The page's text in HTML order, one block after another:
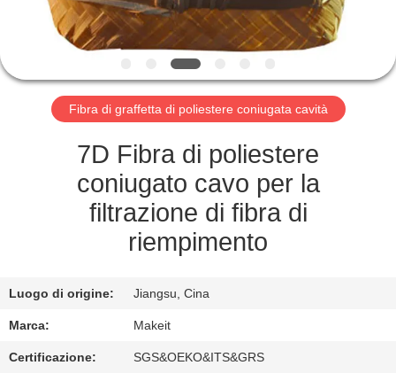
CONTROLLO
QUALITÀ
CONTATTICI
NOTIZIA
RICHIEDA
UNA
CITAZIONE
Fibra di graffetta di poliestere coniugata cavità
7D Fibra di poliestere
coniugato cavo per la
filtrazione di fibra di
riempimento
Luogo di origine: Jiangsu, Cina
Marca: Makeit
Certificazione: SGS&OEKO&ITS&GRS